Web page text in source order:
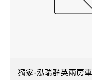
獨家-泓瑞群英兩房車